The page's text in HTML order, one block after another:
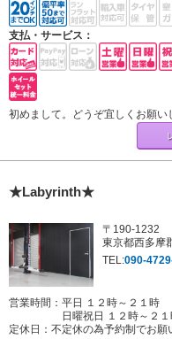
支払・サービス：
初めまして。どうぞ宜しくお願い
★Labyrinth★
〒190-1232
東京都西多摩
TEL:090-
営業時間：平日 １２時～２１時
日曜祝日 １２時～２
定休日： 不定休の為予約制でお願